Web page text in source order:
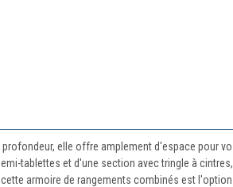
elle offre amplement d'espace pour
tablettes et d'une section avec tringle à
armoire de rangements combinés est